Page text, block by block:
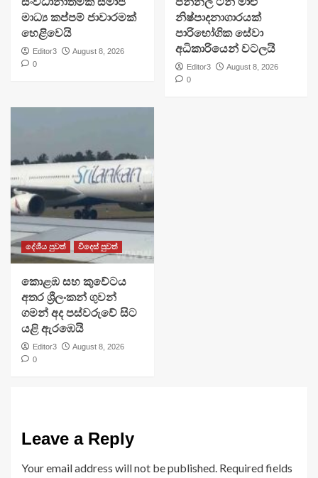
මාධ්‍ය කප්පම් ජාවාරමක්
හෙළිවෙයි
Editor3
August 8, 2026
0
නිෂ්පාදනාගාරයක්
පාරිභෝගික සේවා
අධිකාරියෙන් වටලයි
Editor3
August 8, 2026
0
දේශීය පුවත් විදෙස් පුවත්
​කොළඹ සහ කුවේටය
අතර ශ්‍රීලංකන් ගුවන්
ගමන් අද පස්වරුවේ සිට
යළි ඇරඹෙයි
Editor3
August 8, 2026
0
Leave a Reply
Your email address will not be published. Required fields